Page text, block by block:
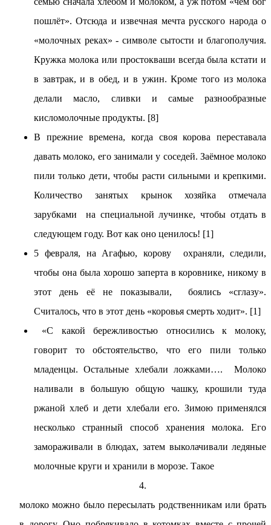
пошлёт». Отсюда и извечная мечта русского народа о
«молочных реках» - символе сытости и благополучия.
Кружка молока или простокваши всегда была кстати и
в завтрак, и в обед, и в ужин. Кроме того из молока
делали масло, сливки и самые разнообразные
кисломолочные продукты. [8]
В прежние времена, когда своя корова переставала
давать молоко, его занимали у соседей. Заёмное молоко
пили только дети, чтобы расти сильными и крепкими.
Количество занятых крынок хозяйка отмечала
зарубками на специальной лучинке, чтобы отдать в
следующем году. Вот как оно ценилось! [1]
5 февраля, на Агафью, корову охраняли, следили,
чтобы она была хорошо заперта в коровнике, никому в
этот день её не показывали, боялись «сглазу».
Считалось, что в этот день «коровья смерть ходит». [1]
«С какой бережливостью относились к молоку,
говорит то обстоятельство, что его пили только
младенцы. Остальные хлебали ложками…. Молоко
наливали в большую общую чашку, крошили туда
ржаной хлеб и дети хлебали его. Зимою применялся
несколько странный способ хранения молока. Его
замораживали в блюдах, затем выколачивали ледяные
молочные круги и хранили в морозе. Такое
4.
молоко можно было пересылать родственникам или брать